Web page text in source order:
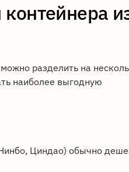
разделить на
наиболее выгодную
Циндао) обычно